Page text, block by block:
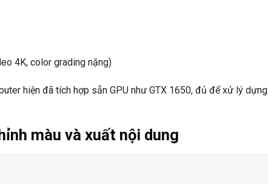
4K, color grading nặng)
hiện đã tích hợp sẵn GPU như GTX 1650, đủ để xử lý
màu và xuất nội dung